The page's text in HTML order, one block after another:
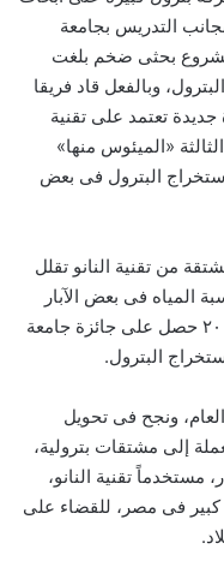
التدريس بجامعة
بحثى ضخم بلغت
البترول، وبالفعل قاد فريقا
تعتمد على تقنية
«الميئوس منها»
البترول فى بعض
من تقنية النانو تقلل
المياه فى بعض الآبار
إلى ٨ أضعاف كمية البترول، وفى عام ٢٠٠٩ حصل على جائزة جامعة
البترول.
ونجح فى تحويل
إلى مشتقات بترولية،
مستخدماً تقنية النانو،
فى مصر، للقضاء على